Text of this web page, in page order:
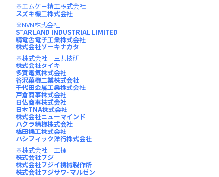
エムケー精工株式会社
スズキ機工株式会社
NVN株式会社
STARLAND INDUSTRIAL LIMITED
精電舎電子工業株式会社
株式会社ソーキナカタ
株式会社 三共技研
株式会社タイキ
多賀電気株式会社
谷沢菓機工業株式会社
千代田金属工業株式会社
戸倉商事株式会社
日仏商事株式会社
日本TNA株式会社
株式会社ニューマインド
ハクラ精機株式会社
橋田機工株式会社
パシフィック洋行株式会社
株式会社 工揮
株式会社フジ
株式会社フジイ機械製作所
株式会社フジサワ･マルゼン